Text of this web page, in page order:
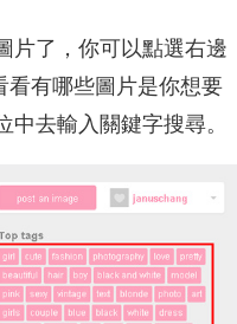
片了，你可以點選右邊
看有哪些圖片是你想要
去輸入關鍵字搜尋。